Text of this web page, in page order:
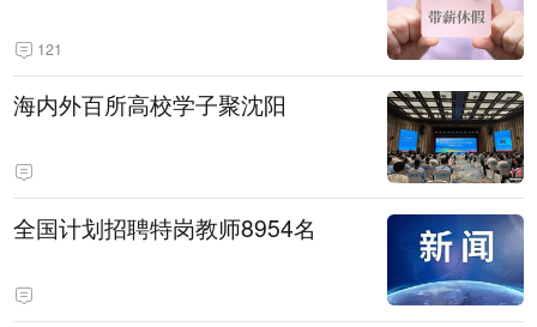
121
海内外百所高校学子聚沈阳
全国计划招聘特岗教师8954名